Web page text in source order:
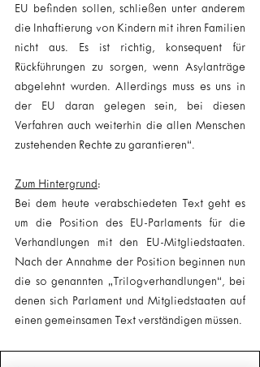
EU befinden sollen, schließen unter anderem
die Inhaftierung von Kindern mit ihren Familien
nicht aus. Es ist richtig, konsequent für
Rückführungen zu sorgen, wenn Asylanträge
abgelehnt wurden. Allerdings muss es uns in
der EU daran gelegen sein, bei diesen
Verfahren auch weiterhin die allen Menschen
zustehenden Rechte zu garantieren“.
Zum Hintergrund :
Bei dem heute verabschiedeten Text geht es
um die Position des EU-Parlaments für die
Verhandlungen mit den EU-Mitgliedstaaten.
Nach der Annahme der Position beginnen nun
die so genannten „Trilogverhandlungen“, bei
denen sich Parlament und Mitgliedstaaten auf
einen gemeinsamen Text verständigen müssen.